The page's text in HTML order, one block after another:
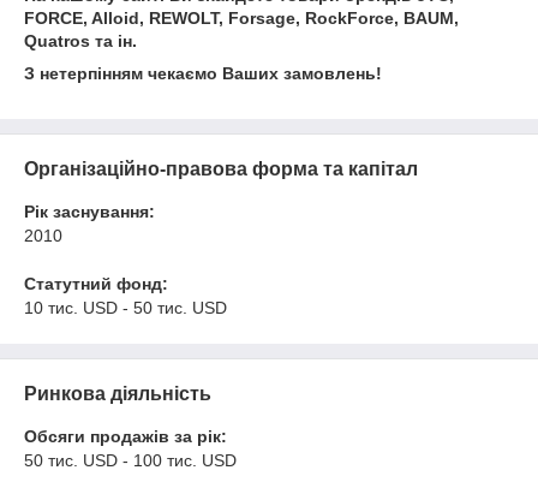
FORCE, Alloid, REWOLT, Forsage, RockForce, BAUM,
Quatros та ін.
З нетерпінням чекаємо Ваших замовлень!
Організаційно-правова форма та капітал
Рік заснування:
2010
Статутний фонд:
10 тис. USD - 50 тис. USD
Ринкова діяльність
Обсяги продажів за рік:
50 тис. USD - 100 тис. USD